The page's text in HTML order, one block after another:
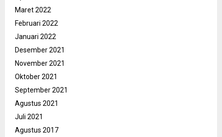
Maret 2022
Februari 2022
Januari 2022
Desember 2021
November 2021
Oktober 2021
September 2021
Agustus 2021
Juli 2021
Agustus 2017